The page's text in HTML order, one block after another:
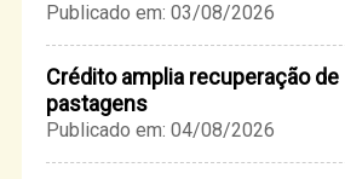
Publicado em: 03/08/2026
Crédito amplia recuperação de
pastagens
Publicado em: 04/08/2026